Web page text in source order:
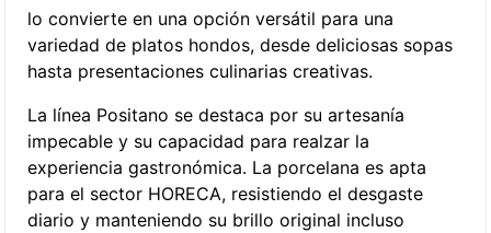
lo convierte en una opción versátil para una
variedad de platos hondos, desde deliciosas sopas
hasta presentaciones culinarias creativas.
La línea Positano se destaca por su artesanía
impecable y su capacidad para realzar la
experiencia gastronómica. La porcelana es apta
para el sector HORECA, resistiendo el desgaste
diario y manteniendo su brillo original incluso